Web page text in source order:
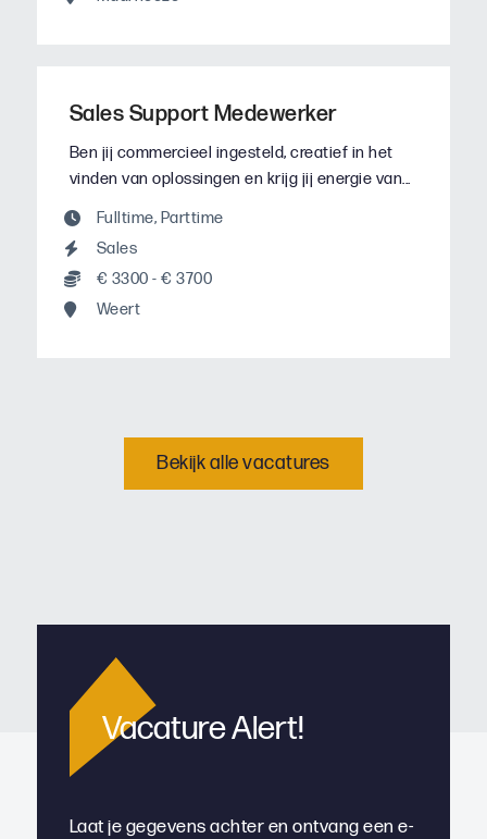
Sales Support Medewerker
Ben jij commercieel ingesteld, creatief in het
vinden van oplossingen en krijg jij energie van...
Fulltime, Parttime
Sales
€ 3300 - € 3700
Weert
Bekijk alle vacatures
Vacature Alert!
Laat je gegevens achter en ontvang een e-